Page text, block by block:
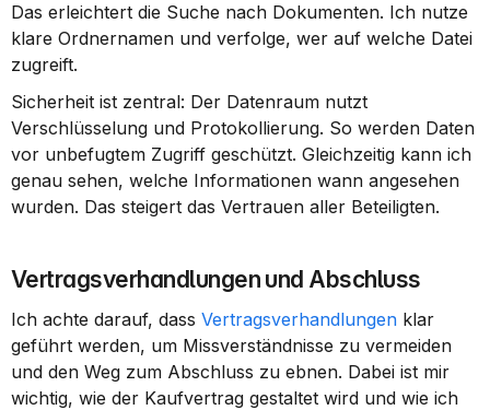
Das erleichtert die Suche nach Dokumenten. Ich nutze
klare Ordnernamen und verfolge, wer auf welche Datei
zugreift.
Sicherheit ist zentral: Der Datenraum nutzt
Verschlüsselung und Protokollierung. So werden Daten
vor unbefugtem Zugriff geschützt. Gleichzeitig kann ich
genau sehen, welche Informationen wann angesehen
wurden. Das steigert das Vertrauen aller Beteiligten.
Vertragsverhandlungen und Abschluss
Ich achte darauf, dass Vertragsverhandlungen klar
geführt werden, um Missverständnisse zu vermeiden
und den Weg zum Abschluss zu ebnen. Dabei ist mir
wichtig, wie der Kaufvertrag gestaltet wird und wie ich